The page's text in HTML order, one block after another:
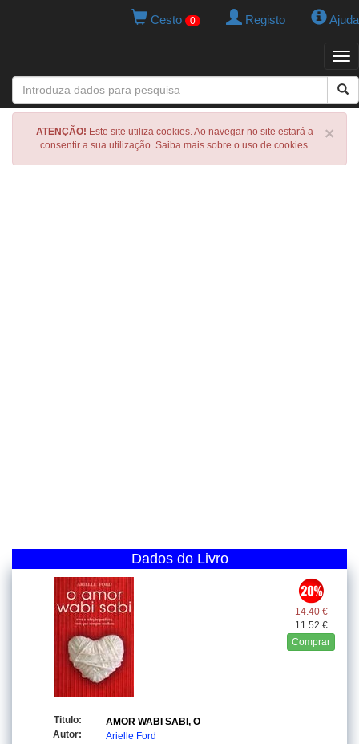
Cesto 0 Registo Ajuda
×
ATENÇÃO! Este site utiliza cookies. Ao navegar no site estará a
consentir a sua utilização. Saiba mais sobre o uso de cookies.
Dados do Livro
14.40 €
11.52 €
Comprar
Titulo:
AMOR WABI SABI, O
Autor:
Arielle Ford